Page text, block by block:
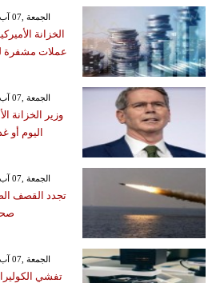
GMT 19:10 2026 الجمعة ,07 آب / أغسطس
الخزانة
عملات مشفرة
GMT 18:58 2026 الجمعة ,07 آب / أغسطس
وزير الخزانة
اليوم أو
GMT 17:30 2026 الجمعة ,07 آب / أغسطس
تجدد القصف
GMT 01:42 2026 الجمعة ,07 آب / أغسطس